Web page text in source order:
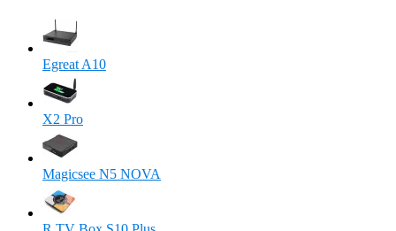
Egreat A10
X2 Pro
Magicsee N5 NOVA